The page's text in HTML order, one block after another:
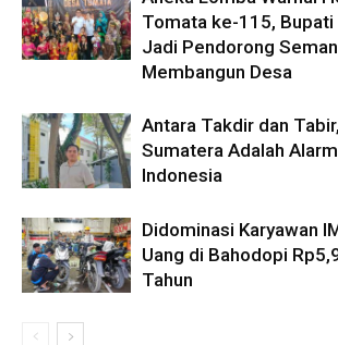
Tomata ke-115, Bupati
Jadi Pendorong
Membangun Desa
Antara Takdir dan
Sumatera Adalah
Indonesia
Didominasi Karyawan
Uang di Bahodopi
Tahun